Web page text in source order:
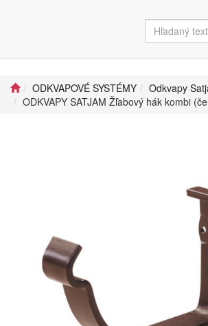
ODKVAPOVÉ SYSTÉMY Odkvapy
ODKVAPY SATJAM Žľabový hák kombi